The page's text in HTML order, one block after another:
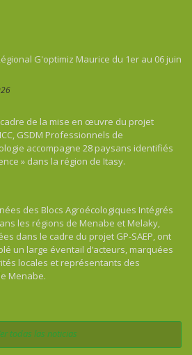
G'optimiz Maurice du 1er au 06 juin
de la mise en œuvre du projet
GSDM Professionnels de
accompagne 28 paysans identifiés
» dans la région de Itasy.
des Blocs Agroécologiques Intégrés
les régions de Menabe et Melaky,
dans le cadre du projet GP-SAEP, ont
un large éventail d’acteurs, marquées
locales et représentants des
Menabe.
todas las noticias